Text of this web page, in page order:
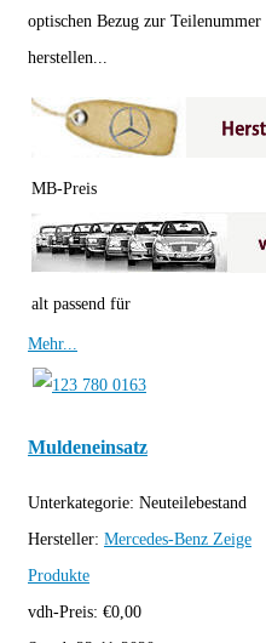
optischen Bezug zur Teilenummer
herstellen...
MB-Preis
alt passend für
Mehr...
Muldeneinsatz
Unterkategorie: Neuteilebestand
Hersteller: Mercedes-Benz Zeige
Produkte
vdh-Preis: €0,00